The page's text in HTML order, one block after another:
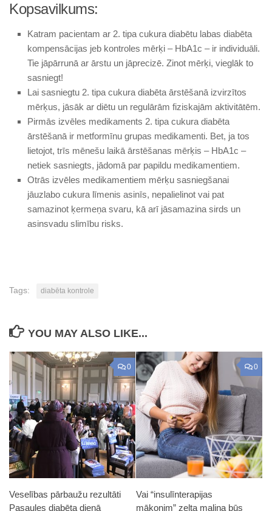
Kopsavilkums:
Katram pacientam ar 2. tipa cukura diabētu labas diabēta
kompensācijas jeb kontroles mērķi – HbA1c – ir individuāli.
Tie jāpārrunā ar ārstu un jāprecizē. Zinot mērķi, vieglāk to
sasniegt!
Lai sasniegtu 2. tipa cukura diabēta ārstēšanā izvirzītos
mērķus, jāsāk ar diētu un regulārām fiziskajām aktivitātēm.
Pirmās izvēles medikaments 2. tipa cukura diabēta
ārstēšanā ir metformīnu grupas medikamenti. Bet, ja tos
lietojot, trīs mēnešu laikā ārstēšanas mērķis – HbA1c –
netiek sasniegts, jādomā par papildu medikamentiem.
Otrās izvēles medikamentiem mēr­ķu sasniegšanai
jāuzlabo cukura līmenis asinīs, nepalielinot vai pat
samazinot ķermeņa svaru, kā arī jāsamazina sirds un
asinsvadu slimību risks.
Tags: diabēta kontrole
YOU MAY ALSO LIKE...
0
Veselības pārbaužu rezultāti
Pasaules diabēta dienā
0
Vai “insulīnterapijas
mākonim” zelta maliņa būs